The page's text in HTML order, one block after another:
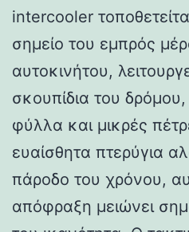
intercooler
σημείο του εμπρός
αυτοκινήτου,
σκουπίδια του
φύλλα και μικρές
ευαίσθητα πτερύγια
πάροδο του χρόνου,
απόφραξη μειώνει